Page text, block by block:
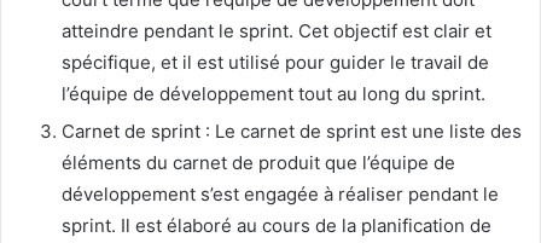
atteindre pendant le sprint. Cet objectif est clair et
spécifique, et il est utilisé pour guider le travail de
l’équipe de développement tout au long du sprint.
Carnet de sprint : Le carnet de sprint est une liste des
éléments du carnet de produit que l’équipe de
développement s’est engagée à réaliser pendant le
sprint. Il est élaboré au cours de la planification de